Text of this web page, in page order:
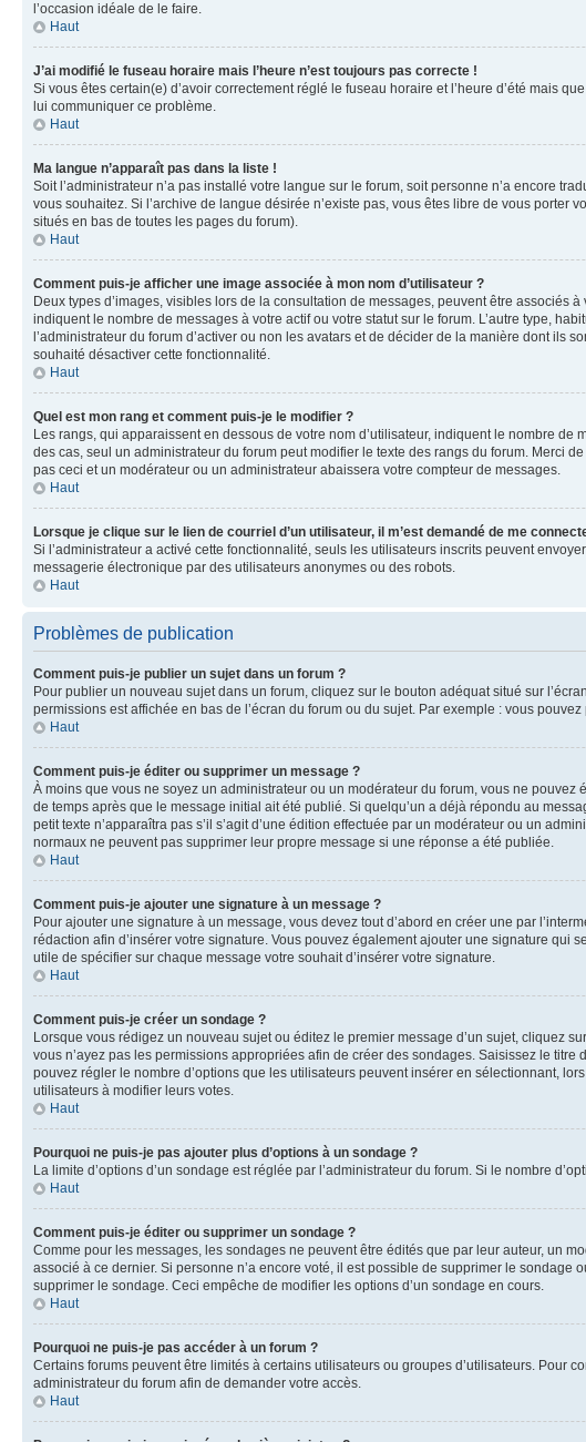
l’occasion idéale de le faire.
Haut
J’ai modifié le fuseau horaire mais l’heure n’est toujours pas correcte !
Si vous êtes certain(e) d’avoir correctement réglé le fuseau horaire et l’heure d’été mais
lui communiquer ce problème.
Haut
Ma langue n’apparaît pas dans la liste !
Soit l’administrateur n’a pas installé votre langue sur le forum, soit personne n’a encore
vous souhaitez. Si l’archive de langue désirée n’existe pas, vous êtes libre de vous
situés en bas de toutes les pages du forum).
Haut
Comment puis-je afficher une image associée à mon nom d’utilisateur ?
Deux types d’images, visibles lors de la consultation de messages, peuvent être associés
indiquent le nombre de messages à votre actif ou votre statut sur le forum. L’autre type,
l’administrateur du forum d’activer ou non les avatars et de décider de la manière dont ils
souhaité désactiver cette fonctionnalité.
Haut
Quel est mon rang et comment puis-je le modifier ?
Les rangs, qui apparaissent en dessous de votre nom d’utilisateur, indiquent le nombre
des cas, seul un administrateur du forum peut modifier le texte des rangs du forum. Merci
pas ceci et un modérateur ou un administrateur abaissera votre compteur de messages.
Haut
Lorsque je clique sur le lien de courriel d’un utilisateur, il m’est demandé de me
Si l’administrateur a activé cette fonctionnalité, seuls les utilisateurs inscrits peuvent
messagerie électronique par des utilisateurs anonymes ou des robots.
Haut
Problèmes de publication
Comment puis-je publier un sujet dans un forum ?
Pour publier un nouveau sujet dans un forum, cliquez sur le bouton adéquat situé sur
permissions est affichée en bas de l’écran du forum ou du sujet. Par exemple : vous
Haut
Comment puis-je éditer ou supprimer un message ?
À moins que vous ne soyez un administrateur ou un modérateur du forum, vous ne
de temps après que le message initial ait été publié. Si quelqu’un a déjà répondu au
petit texte n’apparaîtra pas s’il s’agit d’une édition effectuée par un modérateur ou un
normaux ne peuvent pas supprimer leur propre message si une réponse a été publiée.
Haut
Comment puis-je ajouter une signature à un message ?
Pour ajouter une signature à un message, vous devez tout d’abord en créer une par
rédaction afin d’insérer votre signature. Vous pouvez également ajouter une signature
utile de spécifier sur chaque message votre souhait d’insérer votre signature.
Haut
Comment puis-je créer un sondage ?
Lorsque vous rédigez un nouveau sujet ou éditez le premier message d’un sujet, cliquez
vous n’ayez pas les permissions appropriées afin de créer des sondages. Saisissez le
pouvez régler le nombre d’options que les utilisateurs peuvent insérer en sélectionnant,
utilisateurs à modifier leurs votes.
Haut
Pourquoi ne puis-je pas ajouter plus d’options à un sondage ?
La limite d’options d’un sondage est réglée par l’administrateur du forum. Si le nombre
Haut
Comment puis-je éditer ou supprimer un sondage ?
Comme pour les messages, les sondages ne peuvent être édités que par leur auteur, un
associé à ce dernier. Si personne n’a encore voté, il est possible de supprimer le
supprimer le sondage. Ceci empêche de modifier les options d’un sondage en cours.
Haut
Pourquoi ne puis-je pas accéder à un forum ?
Certains forums peuvent être limités à certains utilisateurs ou groupes d’utilisateurs. Pour
administrateur du forum afin de demander votre accès.
Haut